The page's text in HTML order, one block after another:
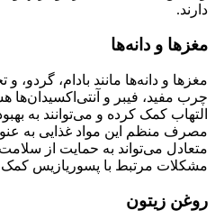
دارند.
مغزها و دانه‌ها
مغزها و دانه‌ها مانند بادام، گردو،
چرب مفید، فیبر و آنتی‌اکسیدان‌ها
التهاب کمک کرده و می‌توانند به
مصرف منظم این مواد غذایی به
متعادل می‌تواند به حمایت از
مشکلات مرتبط با پسوریازیس کمک
روغن زیتون